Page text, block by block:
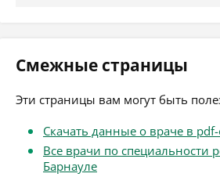
Смежные страницы
Эти страницы вам могут быть
Скачать данные о враче в
Все врачи по специальности
Барнауле